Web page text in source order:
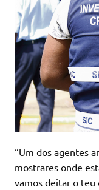
“Um dos agentes
mostrares onde
vamos deitar o teu